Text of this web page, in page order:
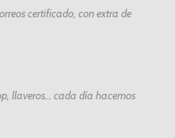
certificado, con extra de
llaveros… cada día hacemos